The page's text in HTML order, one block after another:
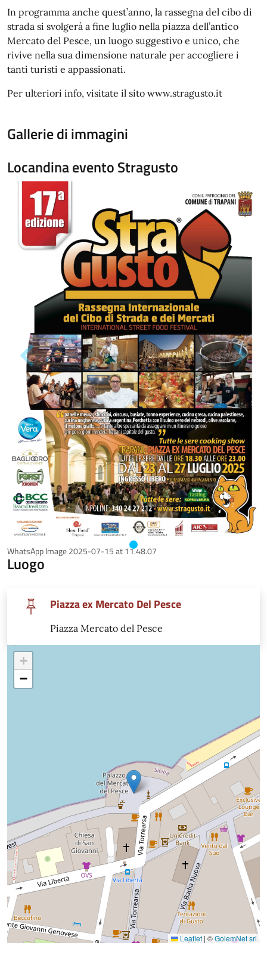
In programma anche quest’anno, la rassegna del cibo di
strada si svolgerà a fine luglio nella piazza dell’antico
Mercato del Pesce, un luogo suggestivo e unico, che
rivive nella sua dimensione naturale per accogliere i
tanti turisti e appassionati.
Per ulteriori info, visitate il sito www.stragusto.it
Gallerie di immagini
Locandina evento Stragusto
WhatsApp Image 2025-07-15 at 11.48.07
Luogo
Piazza ex Mercato Del Pesce
Piazza Mercato del Pesce
+
−
Leaflet | ©GolemNet srl